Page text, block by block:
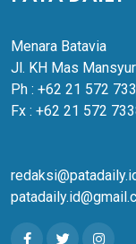
Menara Batavia
Jl. KH Mas
Ph : +62 21 572
Fx : +62 21 572